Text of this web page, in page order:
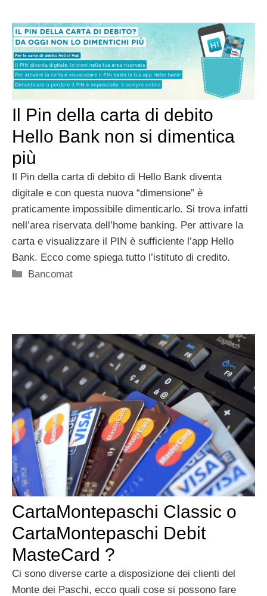
Il Pin della carta di debito
Hello Bank non si dimentica
più
Il Pin della carta di debito di Hello Bank diventa
digitale e con questa nuova “dimensione” è
praticamente impossibile dimenticarlo. Si trova infatti
nell’area riservata dell’home banking. Per attivare la
carta e visualizzare il PIN è sufficiente l’app Hello
Bank. Ecco come spiega tutto l’istituto di credito.
Categorie
Bancomat
CartaMontepaschi Classic o
CartaMontepaschi Debit
MasteCard ?
Ci sono diverse carte a disposizione dei clienti del
Monte dei Paschi, ecco quali cose si possono fare